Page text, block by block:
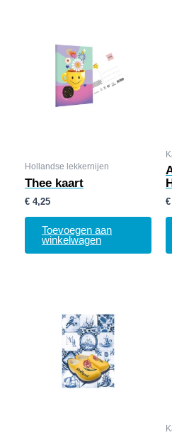
Hollandse lekkernijen
Thee kaart
€ 4,25
Toevoegen aan
winkelwagen
€